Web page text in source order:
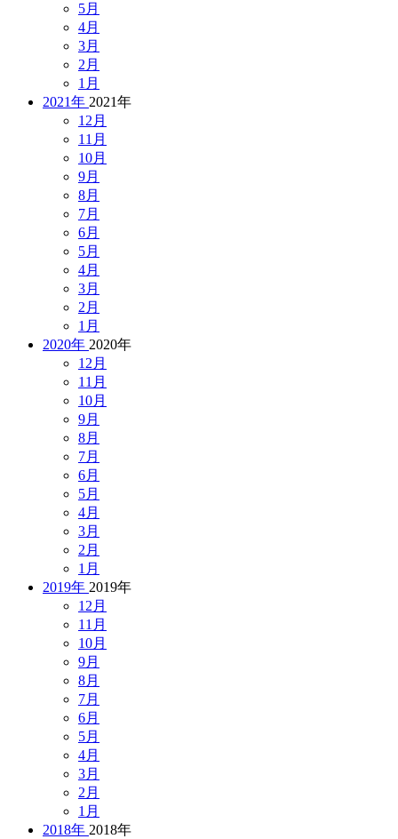
5月
4月
3月
2月
1月
2021年 2021年
12月
11月
10月
9月
8月
7月
6月
5月
4月
3月
2月
1月
2020年 2020年
12月
11月
10月
9月
8月
7月
6月
5月
4月
3月
2月
1月
2019年 2019年
12月
11月
10月
9月
8月
7月
6月
5月
4月
3月
2月
1月
2018年 2018年